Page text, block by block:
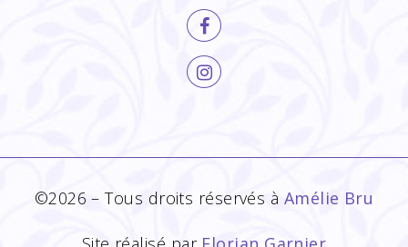
©2026 – Tous droits réservés à Amélie Bru